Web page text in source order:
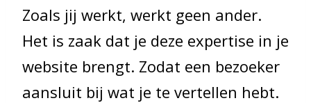
Zoals jij werkt, werkt geen ander.
Het is zaak dat je deze expertise in je
website brengt. Zodat een bezoeker
aansluit bij wat je te vertellen hebt.